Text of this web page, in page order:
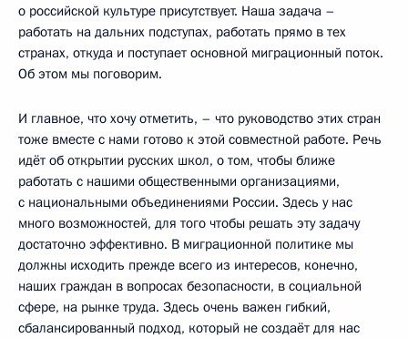
о российской культуре присутствует. Наша задача –
работать на дальних подступах, работать прямо в тех
странах, откуда и поступает основной миграционный поток.
Об этом мы поговорим.
И главное, что хочу отметить, – что руководство этих стран
тоже вместе с нами готово к этой совместной работе. Речь
идёт об открытии русских школ, о том, чтобы ближе
работать с нашими общественными организациями,
с национальными объединениями России. Здесь у нас
много возможностей, для того чтобы решать эту задачу
достаточно эффективно. В миграционной политике мы
должны исходить прежде всего из интересов, конечно,
наших граждан в вопросах безопасности, в социальной
сфере, на рынке труда. Здесь очень важен гибкий,
сбалансированный подход, который не создаёт для нас